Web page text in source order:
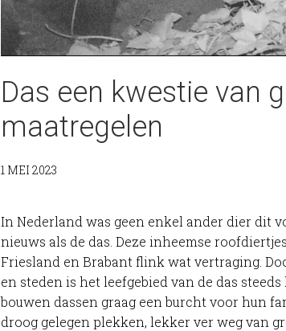
Das een kwestie van
maatregelen
1 MEI 2023
In Nederland was geen enkel ander dier dit
nieuws als de das. Deze inheemse
Friesland en Brabant flink wat vertraging.
en steden is het leefgebied van de das
bouwen dassen graag een burcht voor hun
droog gelegen plekken, lekker ver weg van